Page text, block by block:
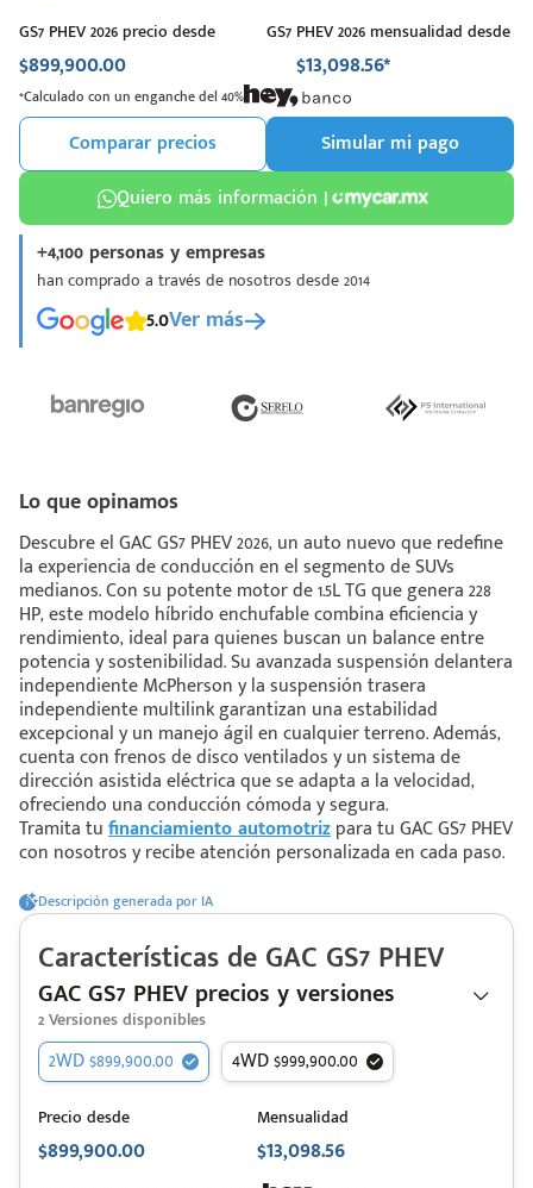
Lo que opinamos
Descubre el GAC GS7 PHEV 2026, un auto nuevo que redefine
la experiencia de conducción en el segmento de SUVs
medianos. Con su potente motor de 1.5L TG que genera 228
HP, este modelo híbrido enchufable combina eficiencia y
rendimiento, ideal para quienes buscan un balance entre
potencia y sostenibilidad. Su avanzada suspensión delantera
independiente McPherson y la suspensión trasera
independiente multilink garantizan una estabilidad
excepcional y un manejo ágil en cualquier terreno. Además,
cuenta con frenos de disco ventilados y un sistema de
dirección asistida eléctrica que se adapta a la velocidad,
ofreciendo una conducción cómoda y segura.
Tramita tufinanciamiento automotrizpara tu GAC GS7 PHEV
con nosotros y recibe atención personalizada en cada paso.
Descripción generada por IA
Características de GAC GS7 PHEV
GAC GS7 PHEV precios y versiones
2Versiones disponibles
2WD $899,900.00 4WD $999,900.00
Precio desde
$899,900.00
Mensualidad
$13,098.56
GS7 PHEV 2026 precio desde
$899,900.00
GS7 PHEV 2026 mensualidad desde
$13,098.56*
*Calculado con un enganche del 40%
Comparar precios
Simular mi pago
Quiero más información |
+4,100 personas y empresas
han comprado a través de nosotros desde 2014
5.0Ver más
¡Espera!
enviar tu cotización
Análisis Personalizado
asesor te guiará
la mejor desición.
más
estoy viendo 😀